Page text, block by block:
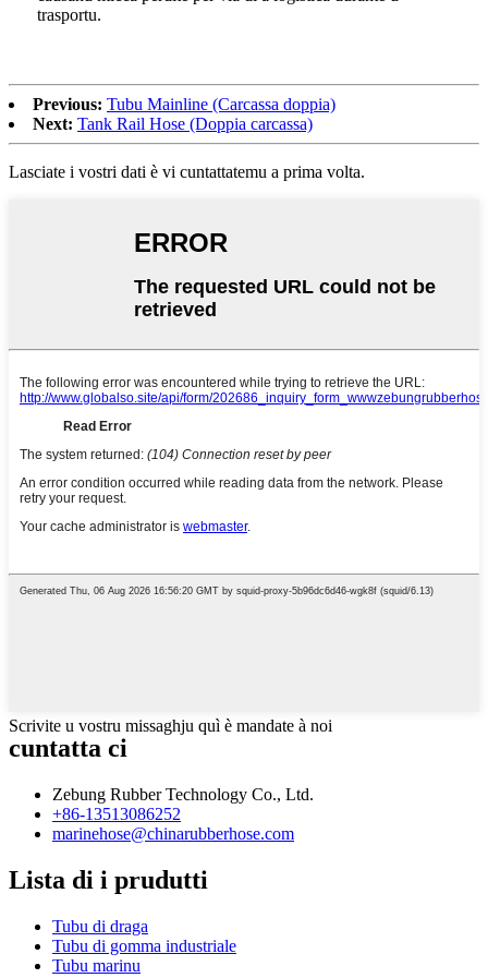
trasportu.
Previous: Tubu Mainline (Carcassa doppia)
Next: Tank Rail Hose (Doppia carcassa)
Lasciate i vostri dati è vi cuntattatemu a prima volta.
Scrivite u vostru missaghju quì è mandate à noi
cuntatta ci
Zebung Rubber Technology Co., Ltd.
+86-13513086252
marinehose@chinarubberhose.com
Lista di i prudutti
Tubu di draga
Tubu di gomma industriale
Tubu marinu